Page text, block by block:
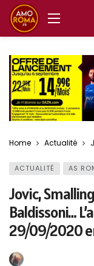
Home Actualité
ACTUALITÉ AS
Jovic,
Baldissoni…
29/09/2020